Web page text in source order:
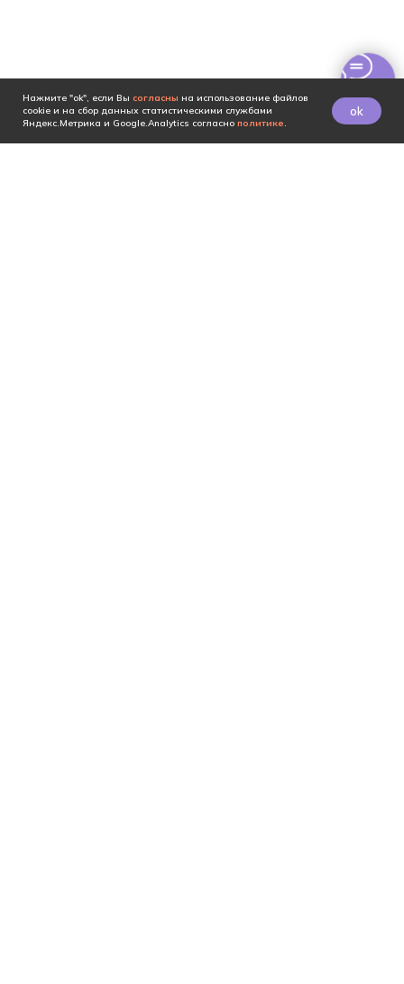
Нажмите "ok", если Вы согласны на использование файлов
cookie и на сбор данных статистическими службами
Яндекс.Метрика и Google.Analytics согласно политике.
ok